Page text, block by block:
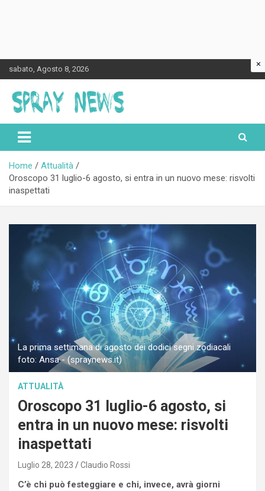
to
content
sabato, Agosto 8, 2026
Spraynews.it
Home
Attualità
Oroscopo 31 luglio-6 agosto, si entra in un nuovo mese: risvolti
inaspettati
La prima settimana di agosto dei dodici segni zodiacali
foto: Ansa - (spraynews.it)
ATTUALITÀ
Oroscopo 31 luglio-6 agosto, si
entra in un nuovo mese: risvolti
inaspettati
Luglio 28, 2023 Claudio Rossi
C’è chi può festeggiare e chi, invece, avrà giorni
×